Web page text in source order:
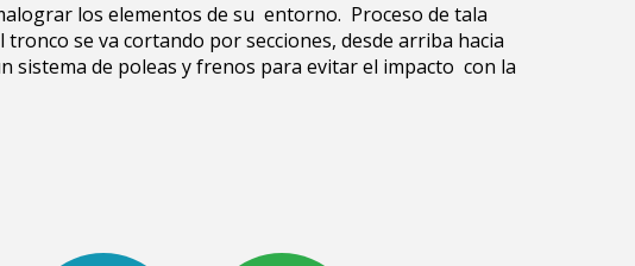
los elementos de su entorno. Proceso de tala
se va cortando por secciones, desde arriba hacia
sistema de poleas y frenos para evitar el impacto con la